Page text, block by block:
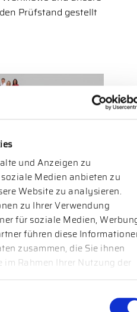
und Anzeigen zu
Medien anbieten zu
Website zu analysieren.
zu Ihrer Verwendung
für soziale Medien,
führen diese
zusammen, die Sie ihnen
Rahmen Ihrer Nutzung der
Prüfstand gestellt
ALS „BESTE
AUSGEZEICHNET
diesem Jahr vom
ausgezeichnet
Prämierung bestätigt
Arbeit, sondern zeigt vor
uns unsere
basiert auf einer